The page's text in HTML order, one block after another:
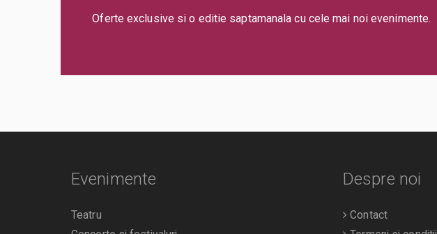
Oferte exclusive si o editie saptamanala cu cele mai noi evenimente.
Evenimente
Teatru
Despre noi
Contact